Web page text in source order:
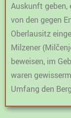
Auskunft geben,
von den gegen
Oberlausitz
Milzener
beweisen, im
waren
Umfang den